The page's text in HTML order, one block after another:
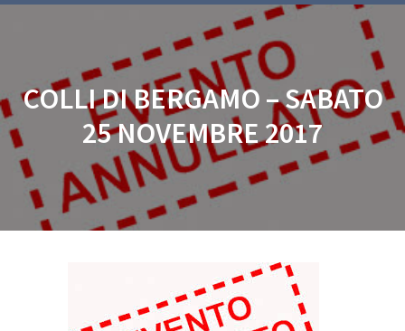
COLLI DI BERGAMO – SABATO
25 NOVEMBRE 2017